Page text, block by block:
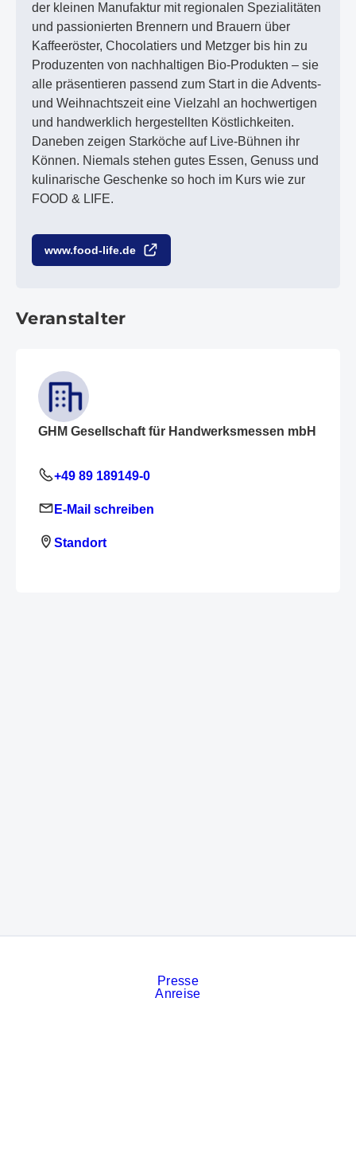
der kleinen Manufaktur mit regionalen Spezialitäten
und passionierten Brennern und Brauern über
Kaffeeröster, Chocolatiers und Metzger bis hin zu
Produzenten von nachhaltigen Bio-Produkten – sie
alle präsentieren passend zum Start in die Advents-
und Weihnachtszeit eine Vielzahl an hochwertigen
und handwerklich hergestellten Köstlichkeiten.
Daneben zeigen Starköche auf Live-Bühnen ihr
Können. Niemals stehen gutes Essen, Genuss und
kulinarische Geschenke so hoch im Kurs wie zur
FOOD & LIFE.
www.food-life.de
Veranstalter
GHM Gesellschaft für Handwerksmessen mbH
+49 89 189149-0
E-Mail schreiben
Standort
Presse
Anreise